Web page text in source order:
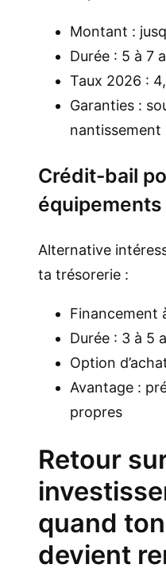
Montant :
Durée : 5 à 7
Taux 2026 :
Garanties :
nantissement
Crédit-bail
équipements
Alternative
ta trésorerie :
Financement
Durée : 3 à 5
Option
Avantage :
propres
Retour
quand
devient